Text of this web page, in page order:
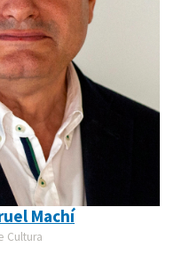
Machí
Cultura